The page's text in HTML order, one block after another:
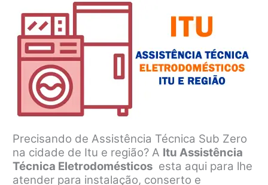
Precisando de Assistência Técnica Sub Zero
na cidade de Itu e região? A Itu Assistência
Técnica Eletrodomésticos esta aqui para lhe
atender para instalação, conserto e